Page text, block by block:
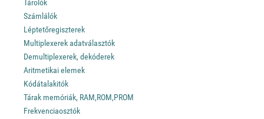
Tárolók
Számlálók
Léptetőregiszterek
Multiplexerek adatválasztók
Demultiplexerek, dekóderek
Aritmetikai elemek
Kódátalakitók
Tárak memóriák, RAM,ROM,PROM
Frekvenciaosztók